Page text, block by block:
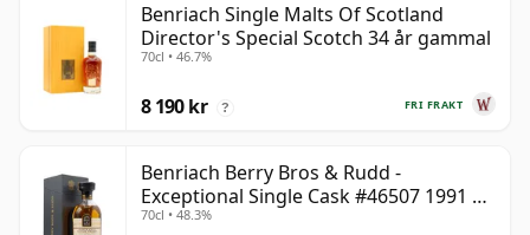
Benriach Single Malts Of Scotland
Director's Special Scotch 34 år gammal
70cl • 46.7%
FRI FRAKT
8 190 kr ?
Benriach Berry Bros & Rudd -
Exceptional Single Cask #46507 1991 31
år gammal
70cl • 48.3%